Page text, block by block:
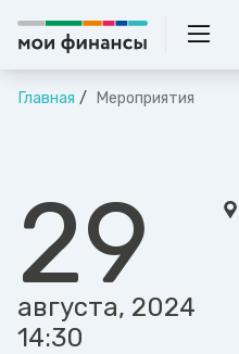
Главная Мероприятия
29
августа, 2024
14:30